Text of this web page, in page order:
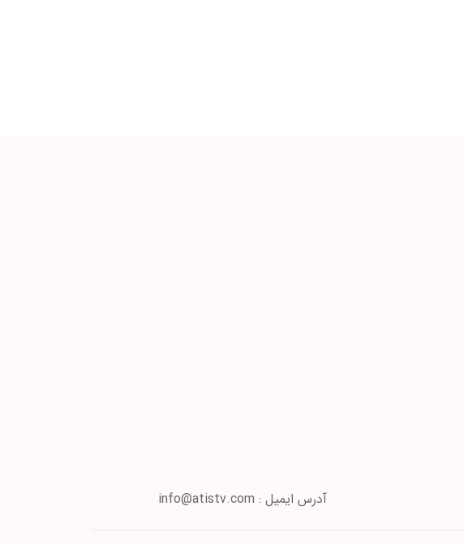
آدرس ایمیل : info@atistv.com